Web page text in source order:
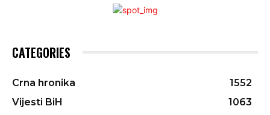
CATEGORIES
Crna hronika
1552
Vijesti BiH
1063